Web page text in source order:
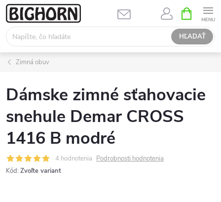
Prejsť
na
obsah
HĽADAŤ
KOŠÍK
Zimná obuv
Dámske zimné sťahovacie
snehule Demar CROSS
1416 B modré
4 hodnotenia Podrobnosti hodnotenia
Kód: Zvoľte variant